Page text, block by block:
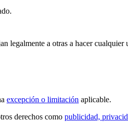
legalmente a otras a hacer
excepción o limitación aplicable.
derechos como publicidad,